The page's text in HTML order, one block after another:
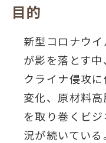
目的
新型コロナウ
が影を落とす
クライナ侵攻
変化、原材料
を取り巻くビ
況が続いてい